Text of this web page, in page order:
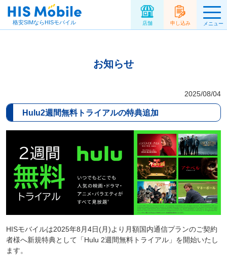
格安SIMならHISモバイル 店舗 申し込み メニュー
お知らせ
2025/08/04
Hulu2週間無料トライアルの特典追加
HISモバイルは2025年8月4日(月)より月額国内通信プランのご契約
者様へ新規特典として「Hulu 2週間無料トライアル」を開始いたし
ます。